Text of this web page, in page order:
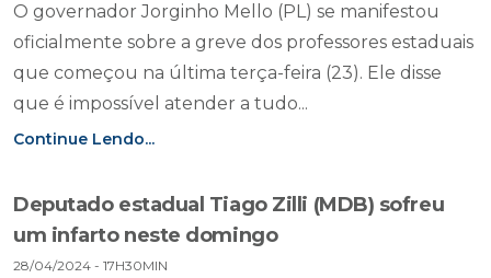
O governador Jorginho Mello (PL) se manifestou
oficialmente sobre a greve dos professores estaduais
que começou na última terça-feira (23). Ele disse
que é impossível atender a tudo...
Continue Lendo...
Deputado estadual Tiago Zilli (MDB) sofreu
um infarto neste domingo
28/04/2024 - 17H30MIN